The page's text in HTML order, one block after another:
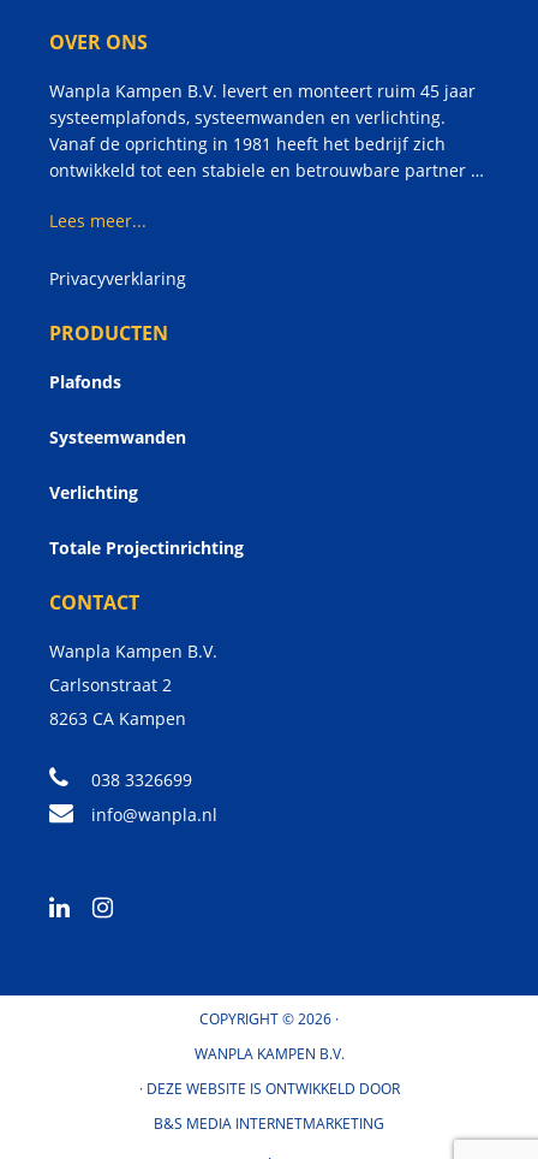
OVER ONS
Wanpla Kampen B.V. levert en monteert ruim 45 jaar
systeemplafonds, systeemwanden en verlichting.
Vanaf de oprichting in 1981 heeft het bedrijf zich
ontwikkeld tot een stabiele en betrouwbare partner …
Lees meer...
Privacyverklaring
PRODUCTEN
Plafonds
Systeemwanden
Verlichting
Totale Projectinrichting
CONTACT
Wanpla Kampen B.V.
Carlsonstraat 2
8263 CA Kampen
038 3326699
info@wanpla.nl
COPYRIGHT © 2026 ·
WANPLA KAMPEN B.V.
· DEZE WEBSITE IS ONTWIKKELD DOOR
B&S MEDIA INTERNETMARKETING